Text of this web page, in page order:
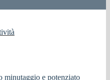
minutaggio e potenziato